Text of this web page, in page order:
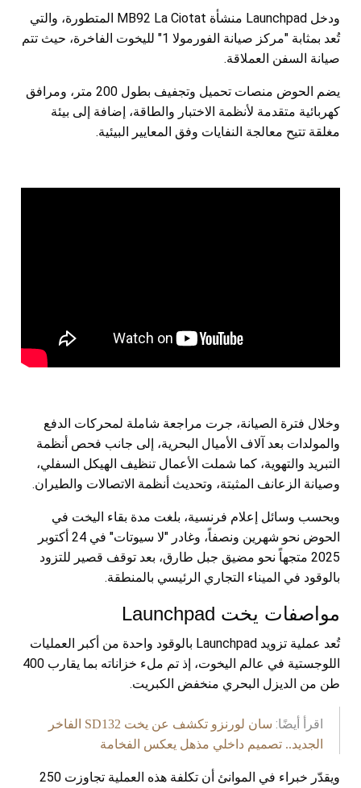
ودخل Launchpad منشأة MB92 La Ciotat المتطورة، والتي
تُعد بمثابة "مركز صيانة الفورمولا 1" لليخوت الفاخرة، حيث تتم
صيانة السفن العملاقة.
يضم الحوض منصات تحميل وتجفيف بطول 200 متر، ومرافق
كهربائية متقدمة لأنظمة الاختبار والطاقة، إضافة إلى بيئة
مغلقة تتيح معالجة النفايات وفق المعايير البيئية.
وخلال فترة الصيانة، جرت مراجعة شاملة لمحركات الدفع
والمولدات بعد آلاف الأميال البحرية، إلى جانب فحص أنظمة
التبريد والتهوية، كما شملت الأعمال تنظيف الهيكل السفلي،
وصيانة الزعانف المثبتة، وتحديث أنظمة الاتصالات والطيران.
وبحسب وسائل إعلام فرنسية، بلغت مدة بقاء اليخت في
الحوض نحو شهرين ونصفاً، وغادر "لا سيوتات" في 24 أكتوبر
2025 متجهاً نحو مضيق جبل طارق، بعد توقف قصير للتزود
بالوقود في الميناء التجاري الرئيسي بالمنطقة.
مواصفات يخت Launchpad
تُعد عملية تزويد Launchpad بالوقود واحدة من أكبر العمليات
اللوجستية في عالم اليخوت، إذ تم ملء خزاناته بما يقارب 400
طن من الديزل البحري منخفض الكبريت.
اقرأ أيضًا:
سان لورنزو تكشف عن يخت SD132 الفاخر
الجديد.. تصميم داخلي مذهل يعكس الفخامة
ويقدّر خبراء في الموانئ أن تكلفة هذه العملية تجاوزت 250